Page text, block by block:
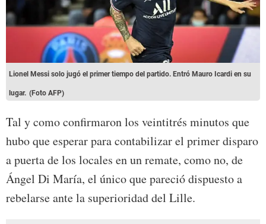
Lionel Messi solo jugó el primer tiempo del partido. Entró Mauro Icardi en su
lugar. (Foto AFP)
Tal y como confirmaron los veintitrés minutos que
hubo que esperar para contabilizar el primer disparo
a puerta de los locales en un remate, como no, de
Ángel Di María, el único que pareció dispuesto a
rebelarse ante la superioridad del Lille.